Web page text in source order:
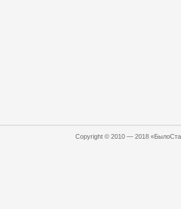
Copyright © 2010 — 2018